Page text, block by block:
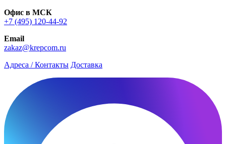
Офис в МСК
+7 (495) 120-44-92
Email
zakaz@krepcom.ru
Адреса / Контакты Доставка